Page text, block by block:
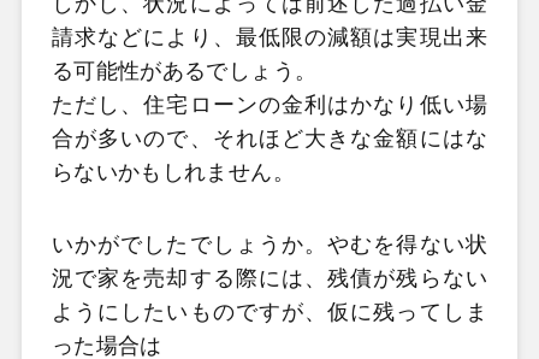
請求などにより、最低限の減額は実現出来
る可能性があるでしょう。
ただし、住宅ローンの金利はかなり低い場
合が多いので、それほど大きな金額にはな
らないかもしれません。
いかがでしたでしょうか。やむを得ない状
況で家を売却する際には、残債が残らない
ようにしたいものですが、仮に残ってしま
った場合は